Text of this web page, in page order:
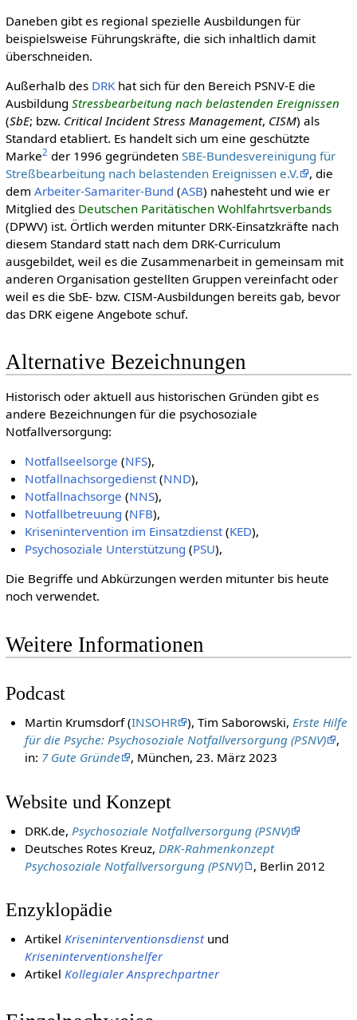
Daneben gibt es regional spezielle Ausbildungen für
beispielsweise Führungskräfte, die sich inhaltlich damit
überschneiden.
Außerhalb des DRKhat sich für den Bereich PSNV-E die
Ausbildung Stressbearbeitung nach belastenden Ereignissen
(SbE; bzw. Critical Incident Stress Management, CISM) als
Standard etabliert. Es handelt sich um eine geschützte
Marke2 der 1996 gegründeten SBE-Bundesvereinigung für
Streßbearbeitung nach belastenden Ereignissen e.V.
, die
dem Arbeiter-Samariter-Bund (ASB) nahesteht und wie er
Mitglied des Deutschen Paritätischen Wohlfahrtsverbands
(DPWV) ist. Örtlich werden mitunter DRK-Einsatzkräfte nach
diesem Standard statt nach dem DRK-Curriculum
ausgebildet, weil es die Zusammenarbeit in gemeinsam mit
anderen Organisation gestellten Gruppen vereinfacht oder
weil es die SbE- bzw. CISM-Ausbildungen bereits gab, bevor
das DRK eigene Angebote schuf.
Alternative Bezeichnungen
Historisch oder aktuell aus historischen Gründen gibt es
andere Bezeichnungen für die psychosoziale
Notfallversorgung:
Notfallseelsorge (NFS),
Notfallnachsorgedienst(NND),
Notfallnachsorge (NNS),
Notfallbetreuung (NFB),
Krisenintervention im Einsatzdienst(KED),
Psychosoziale Unterstützung (PSU),
Die Begriffe und Abkürzungen werden mitunter bis heute
noch verwendet.
Weitere Informationen
Podcast
Martin Krumsdorf (INSOHR ), Tim Saborowski,Erste Hilfe
für die Psyche: Psychosoziale Notfallversorgung (PSNV)
,
in: 7 Gute Gründe , München, 23. März 2023
Website und Konzept
DRK.de, Psychosoziale Notfallversorgung (PSNV)
Deutsches Rotes Kreuz, DRK-Rahmenkonzept
Psychosoziale Notfallversorgung (PSNV)
, Berlin 2012
Enzyklopädie
ArtikelKriseninterventionsdienstund
Kriseninterventionshelfer
ArtikelKollegialer Ansprechpartner